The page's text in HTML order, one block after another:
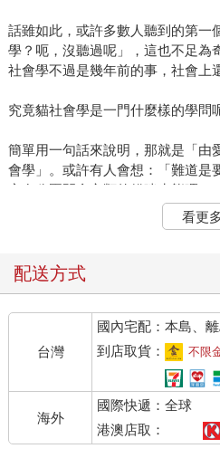
話雖如此，或許多數人聽到的第一
學？呃，沒聽過呢」，這也不足為
社會學不過是幾年前的事，社會上
究竟貓社會學是一門什麼樣的學問
簡單用一句話來說明，那就是「由
會學」。或許有人會想：「難道是
夜在公園開會之類的貓咪生態嗎？
雖然有一點離題，讓我先從貓與人
前。位於地中海的賽普勒斯島遺
年前的古墓，因而推測這可能是家
有人可能因而認為：「原來從那時
貓咪了啊。」但這恐怕與事實不符
年的埃及，農業已相當興盛，人們
食，但卻遭到老鼠大肆啃食破壞收
等小動物習性的貓，因為能消滅鼠
時人類之所以飼養貓，純粹基於實
看更
配送方式
台灣
國內宅配：本島、
到店取貨：
不限
海外
國際快遞：全球
港澳店取：